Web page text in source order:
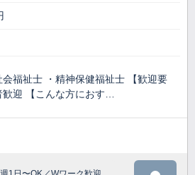
会福祉士 ・精神保健福祉士 【歓迎要
歓迎 【こんな方におす…